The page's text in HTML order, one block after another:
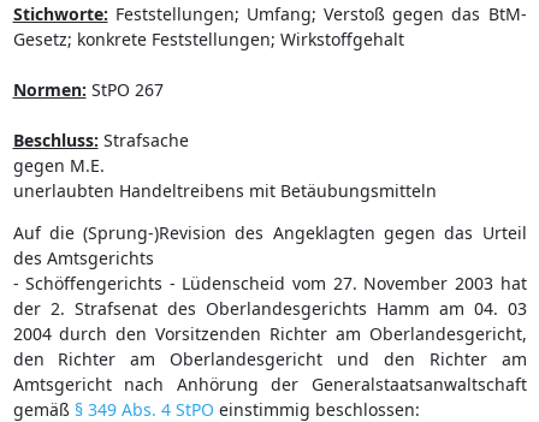
Stichworte: Feststellungen; Umfang; Verstoß gegen das BtM-
Gesetz; konkrete Feststellungen; Wirkstoffgehalt
Normen: StPO 267
Beschluss: Strafsache
gegen M.E.
unerlaubten Handeltreibens mit Betäubungsmitteln
Auf die (Sprung-)Revision des Angeklagten gegen das Urteil
des Amtsgerichts
- Schöffengerichts - Lüdenscheid vom 27. November 2003 hat
der 2. Strafsenat des Oberlandesgerichts Hamm am 04. 03
2004 durch den Vorsitzenden Richter am Oberlandesgericht,
den Richter am Oberlandesgericht und den Richter am
Amtsgericht nach Anhörung der Generalstaatsanwaltschaft
gemäß § 349 Abs. 4 StPO einstimmig beschlossen: